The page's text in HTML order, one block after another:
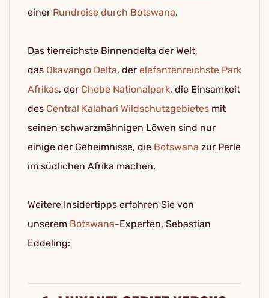
einer Rundreise durch Botswana.
Das tierreichste Binnendelta der Welt,
das Okavango Delta, der elefantenreichste Park
Afrikas, der Chobe Nationalpark, die Einsamkeit
des Central Kalahari Wildschutzgebietes mit
seinen schwarzmähnigen Löwen sind nur
einige der Geheimnisse, die Botswana zur Perle
im südlichen Afrika machen.
Weitere Insidertipps erfahren Sie von
unserem Botswana-Experten, Sebastian
Eddeling: